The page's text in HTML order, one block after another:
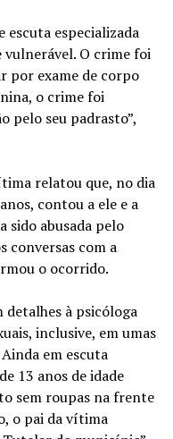
especializada
vulnerável. O crime foi
por exame de corpo
o crime foi
pelo seu padrasto”,
relatou que, no dia
contou a ele e a
sido abusada pelo
conversas com a
o ocorrido.
detalhes à psicóloga
inclusive, em umas
em escuta
13 anos de idade
sem roupas na frente
o pai da vítima